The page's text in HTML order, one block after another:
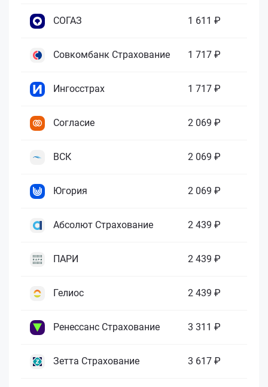
СОГАЗ 1 611 ₽
Совкомбанк Страхование 1 717 ₽
Ингосстрах 1 717 ₽
Согласие 2 069 ₽
ВСК 2 069 ₽
Югория 2 069 ₽
Абсолют Страхование 2 439 ₽
ПАРИ 2 439 ₽
Гелиос 2 439 ₽
Ренессанс Страхование 3 311 ₽
Зетта Страхование 3 617 ₽